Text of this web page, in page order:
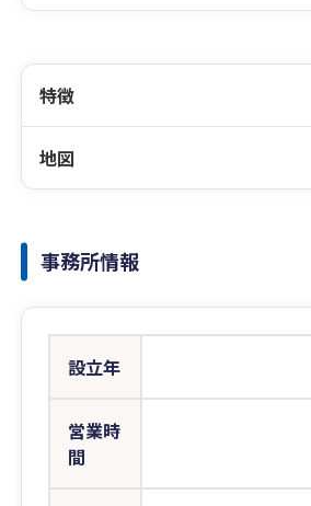
特徴
地図
事務所情報
設立年
営業時
間